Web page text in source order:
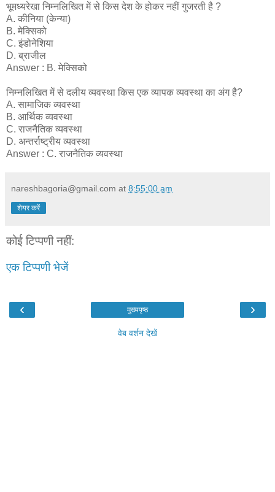
भूमध्यरेखा निम्नलिखित में से किस देश के होकर नहीं गुजरती है ?
A. कीनिया (केन्या)
B. मेक्सिको
C. इंडोनेशिया
D. ब्राजील
Answer : B. मेक्सिको
निम्नलिखित में से दलीय व्यवस्था किस एक व्यापक व्यवस्था का अंग है?
A. सामाजिक व्यवस्था
B. आर्थिक व्यवस्था
C. राजनैतिक व्यवस्था
D. अन्तर्राष्ट्रीय व्यवस्था
Answer : C. राजनैतिक व्यवस्था
nareshbagoria@gmail.com at 8:55:00 am
शेयर करें
कोई टिप्पणी नहीं:
एक टिप्पणी भेजें
‹ ›
मुख्यपृष्ठ
वेब वर्शन देखें